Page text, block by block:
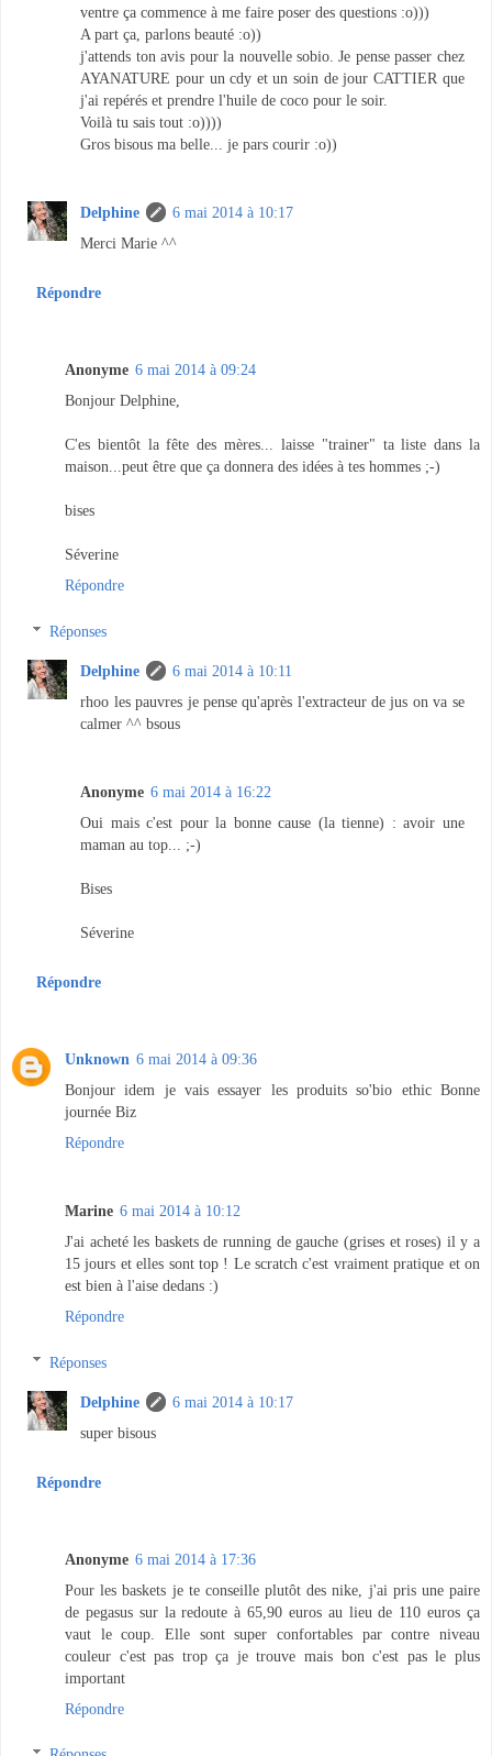
ventre ça commence à me faire poser des questions :o)))
A part ça, parlons beauté :o))
j'attends ton avis pour la nouvelle sobio. Je pense passer chez
AYANATURE pour un cdy et un soin de jour CATTIER que
j'ai repérés et prendre l'huile de coco pour le soir.
Voilà tu sais tout :o))))
Gros bisous ma belle... je pars courir :o))
Delphine
6 mai 2014 à 10:17
Merci Marie ^^
Répondre
Anonyme 6 mai 2014 à 09:24
Bonjour Delphine,
C'es bientôt la fête des mères... laisse "trainer" ta liste dans la
maison...peut être que ça donnera des idées à tes hommes ;-)
bises
Séverine
Répondre
Réponses
Delphine
6 mai 2014 à 10:11
rhoo les pauvres je pense qu'après l'extracteur de jus on va se
calmer ^^ bsous
Anonyme 6 mai 2014 à 16:22
Oui mais c'est pour la bonne cause (la tienne) : avoir une
maman au top... ;-)
Bises
Séverine
Répondre
Unknown 6 mai 2014 à 09:36
Bonjour idem je vais essayer les produits so'bio ethic Bonne
journée Biz
Répondre
Marine 6 mai 2014 à 10:12
J'ai acheté les baskets de running de gauche (grises et roses) il y a
15 jours et elles sont top ! Le scratch c'est vraiment pratique et on
est bien à l'aise dedans :)
Répondre
Réponses
Delphine
6 mai 2014 à 10:17
super bisous
Répondre
Anonyme 6 mai 2014 à 17:36
Pour les baskets je te conseille plutôt des nike, j'ai pris une paire
de pegasus sur la redoute à 65,90 euros au lieu de 110 euros ça
vaut le coup. Elle sont super confortables par contre niveau
couleur c'est pas trop ça je trouve mais bon c'est pas le plus
important
Répondre